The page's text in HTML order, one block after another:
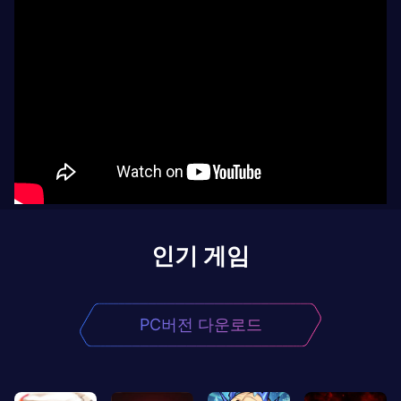
인기 게임
PC버전 다운로드